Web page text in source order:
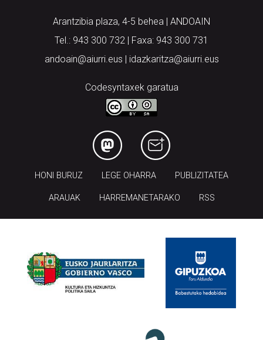
Arantzibia plaza, 4-5 behea | ANDOAIN
Tel.: 943 300 732 | Faxa: 943 300 731
andoain@aiurri.eus | idazkaritza@aiurri.eus
Codesyntaxek garatua
HONI BURUZ LEGE OHARRA PUBLIZITATEA
ARAUAK HARREMANETARAKO RSS